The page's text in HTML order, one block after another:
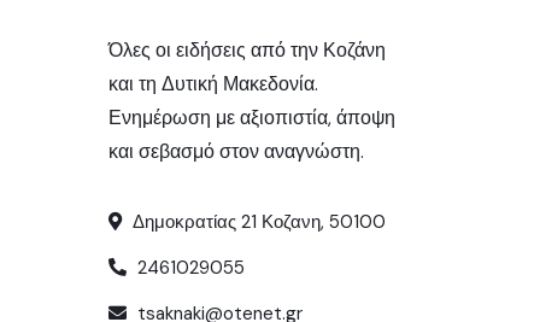
Όλες οι ειδήσεις από την Κοζάνη
και τη Δυτική Μακεδονία.
Ενημέρωση με αξιοπιστία, άποψη
και σεβασμό στον αναγνώστη.
Δημοκρατίας 21 Κοζανη, 50100
2461029055
tsaknaki@otenet.gr